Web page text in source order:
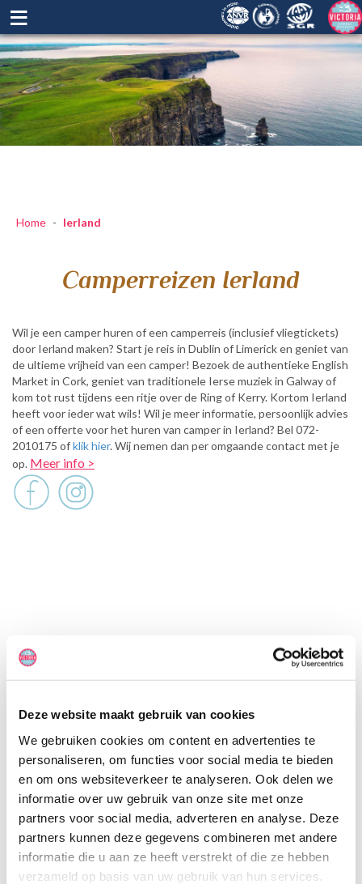
Deze website maakt gebruik van cookies
We gebruiken cookies om content en advertenties te
personaliseren, om functies voor social media te bieden
en om ons websiteverkeer te analyseren. Ook delen we
informatie over uw gebruik van onze site met onze
partners voor social media, adverteren en analyse. Deze
partners kunnen deze gegevens combineren met andere
informatie die u aan ze heeft verstrekt of die ze hebben
verzameld op basis van uw gebruik van hun services.
≡
Home - Ierland
Camperreizen Ierland
Wil je een camper huren of een camperreis (inclusief vliegtickets)
door Ierland maken? Start je reis in Dublin of Limerick en geniet van
de ultieme vrijheid van een camper! Bezoek de authentieke English
Market in Cork, geniet van traditionele Ierse muziek in Galway of
kom tot rust tijdens een ritje over de Ring of Kerry. Kortom Ierland
heeft voor ieder wat wils! Wil je meer informatie, persoonlijk advies
of een offerte voor het huren van camper in Ierland? Bel 072-
2010175 ofklik hier. Wij nemen dan per omgaande contact met je
op. Meer info >
Victoria reviews
9 Alphons, juni 2025 - Beoordeling 9